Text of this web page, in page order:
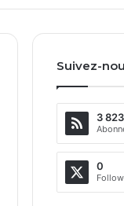
Suivez-
3 823
0